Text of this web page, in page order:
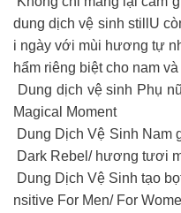
dung dịch vệ sinh stillU
i ngày với mùi hương tự
hẩm riêng biệt cho nam
Dung dịch vệ sinh Phụ
Magical Moment
Dung Dịch Vệ Sinh Nam
Dark Rebel/ hương tươi
Dung Dịch Vệ Sinh tạo
nsitive For Men/ For